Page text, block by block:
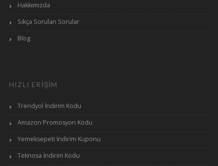
Hakkımızda
Sıkça Sorulan Sorular
Blog
HIZLI ERIŞIM
Trendyol İndirim Kodu
Amazon Promosyon Kodu
Yemeksepeti İndirim Kuponu
Teknosa İndirim Kodu